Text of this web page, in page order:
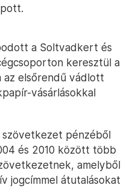
a Soltvadkert és
keresztül a
az elsőrendű vádlott
vásárlásokkal
pénzéből
és 2010 között több
amelyből
jogcímmel átutalásokat